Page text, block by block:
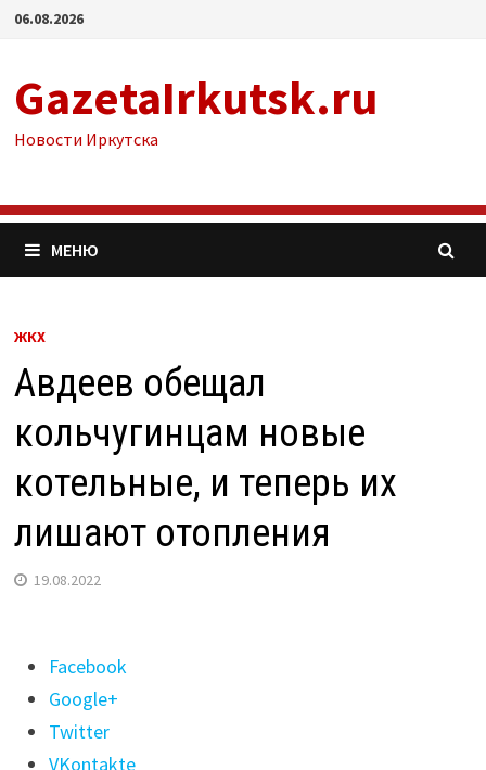
Перейти
06.08.2026
GazetaIrkutsk.ru
Новости Иркутска
МЕНЮ
ЖКХ
Авдеев обещал
кольчугинцам новые
котельные, и теперь их
лишают отопления
19.08.2022
Поделиться
"Авдеев
обещал
кольчугинцам
Facebook
Google+
Twitter
VKontakte